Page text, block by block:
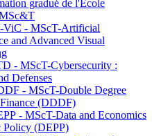
gradué de l'Ecole
ViC - MScT-Artificial
and Advanced Visual
- MScT-Cybersecurity :
Defenses
- MScT-Double Degree
(DDDF)
- MScT-Data and Economics
Policy (DEPP)